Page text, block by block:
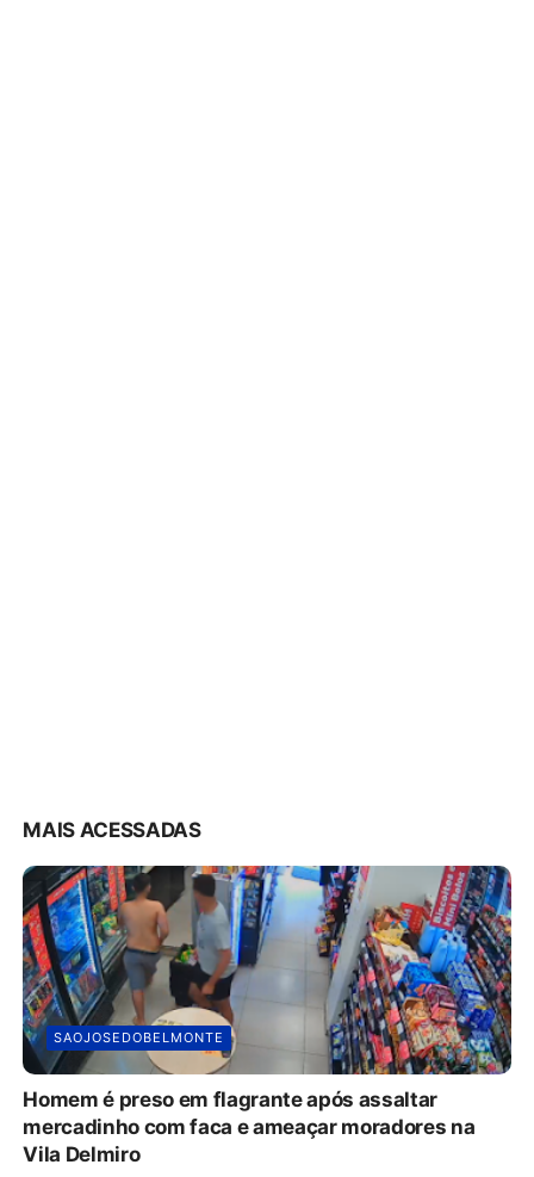
MAIS ACESSADAS
SAOJOSEDOBELMONTE
Homem é preso em flagrante após assaltar
mercadinho com faca e ameaçar moradores na
Vila Delmiro